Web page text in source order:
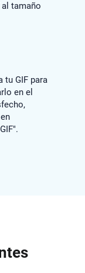
tamaño
tu GIF para
en el